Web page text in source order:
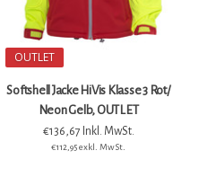
OUTLET
Softshell Jacke HiVis Klasse 3 Rot/
Neon Gelb, OUTLET
€136,67 Inkl. MwSt.
€112,95 exkl. MwSt.